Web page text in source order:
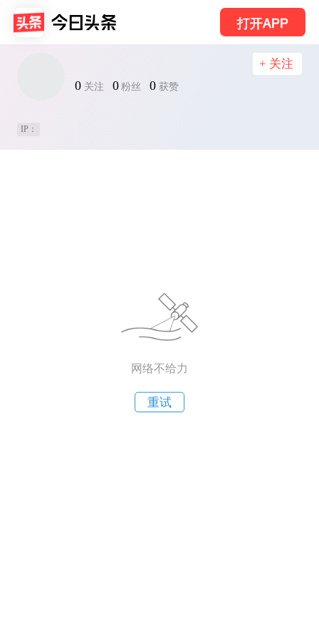
打开APP
0 关注 0 粉丝 0 获赞
+ 关注
IP：
网络不给力
重试